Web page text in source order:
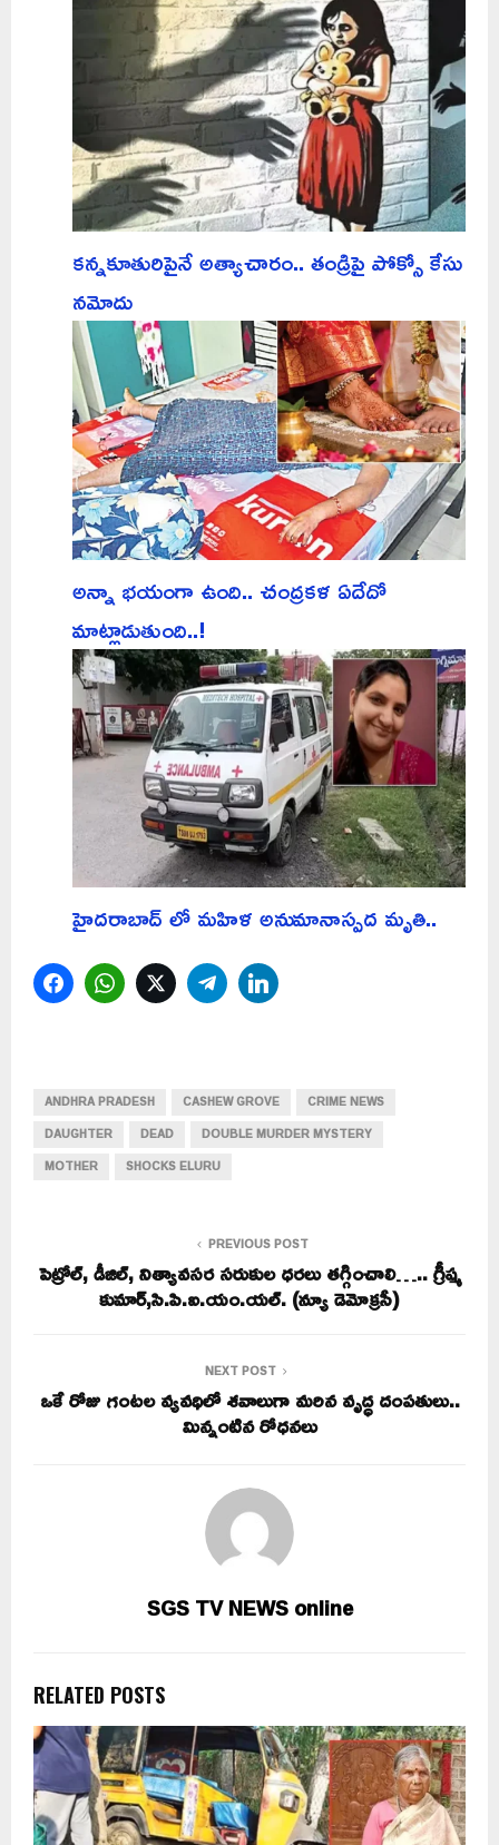
కన్నకూతురిపైనే అత్యాచారం.. తండ్రిపై పోక్సో కేసు
నమోదు
అన్నా భయంగా ఉంది.. చంద్రకళ ఏదేదో
మాట్లాడుతుంది..!
హైదరాబాద్ లో మహిళ అనుమానాస్పద మృతి..
FacebookWhatsAppTwitterTelegram
ANDHRA PRADESH CASHEW GROVE
CRIME NEWS
DAUGHTER
DEAD
DOUBLE MURDER MYSTERY
MOTHER
SHOCKS ELURU
PREVIOUS POST
పెట్రోల్, డీజిల్, నిత్యావసర సరుకుల ధరలు తగ్గించాలి….. గ్రీష్మ
కుమార్,సి.పి.ఐ.యం.యల్. (న్యూ డెమోక్రసీ)
NEXT POST
ఒకే రోజు గంటల వ్యవధిలో శవాలుగా మరిన వృద్ధ దంపతులు..
మిన్నంటిన రోధనలు
SGS TV NEWS online
RELATED POSTS